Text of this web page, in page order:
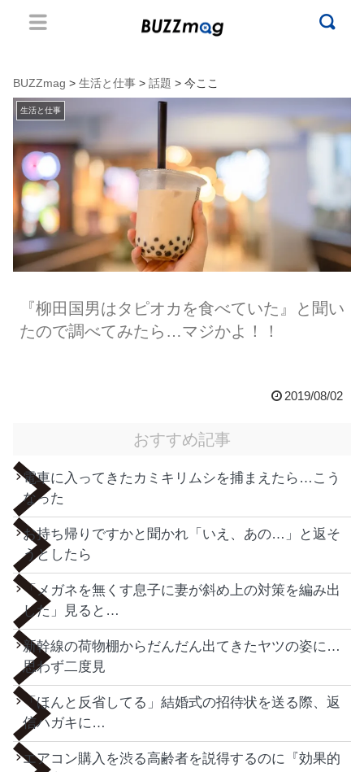
BUZZmag > 生活と仕事 > 話題 > 今ここ
生活と仕事
『柳田国男はタピオカを食べていた』と聞い
たので調べてみたら…マジかよ！！
2019/08/02
おすすめ記事
電車に入ってきたカミキリムシを捕まえたら…こう
なった
お持ち帰りですかと聞かれ「いえ、あの…」と返そ
うとしたら
「メガネを無くす息子に妻が斜め上の対策を編み出
した」見ると…
新幹線の荷物棚からだんだん出てきたヤツの姿に…
思わず二度見
「ほんと反省してる」結婚式の招待状を送る際、返
信ハガキに…
エアコン購入を渋る高齢者を説得するのに『効果的